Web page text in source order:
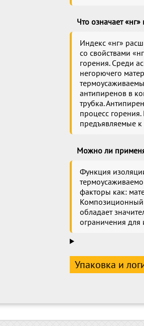
Что означает
Индекс «нг»
со свойствами
горения. Среди
негорючего
антипиренов в
трубка.
процесс
предъявляемые к
Можно ли
Функция
факторы как:
Композиционный
обладает
ограничения
Упаковка и